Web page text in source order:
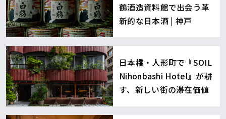
鶴酒造資料館で出会う革
新的な日本酒 | 神戸
日本橋・人形町で『SOIL
Nihonbashi Hotel』が耕
す、新しい街の滞在価値